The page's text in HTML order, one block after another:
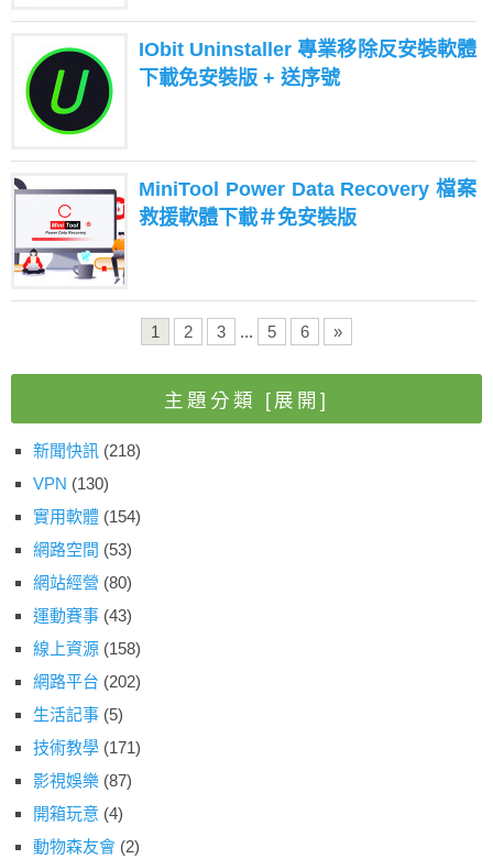
IObit Uninstaller 專業移除反安裝軟體
下載免安裝版 + 送序號
MiniTool Power Data Recovery 檔案
救援軟體下載＃免安裝版
1 2 3 ... 5 6 »
主題分類 [展開]
新聞快訊 (218)
VPN (130)
實用軟體 (154)
網路空間 (53)
網站經營 (80)
運動賽事 (43)
線上資源 (158)
網路平台 (202)
生活記事 (5)
技術教學 (171)
影視娛樂 (87)
開箱玩意 (4)
動物森友會 (2)